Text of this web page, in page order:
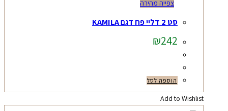
צפייה מהירה
סט 2 דליי פח דגם KAMILA
₪242
הוספה לסל
Add to Wishlist